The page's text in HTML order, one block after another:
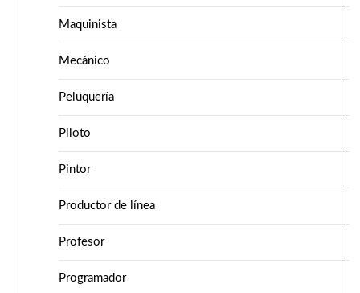
Maquinista
Mecánico
Peluquería
Piloto
Pintor
Productor de línea
Profesor
Programador